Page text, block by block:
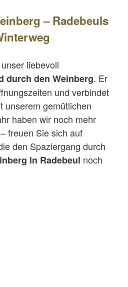
– Radebeuls
liebevoll
durch den Weinberg. Er
und verbindet
unserem gemütlichen
haben wir noch mehr
freuen Sie sich auf
den Spaziergang durch
in Radebeul noch